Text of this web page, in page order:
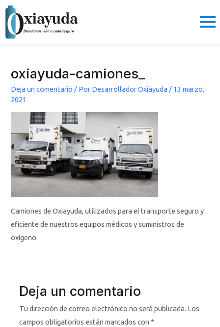
contenido
oxiayuda-camiones_
Deja un comentario / Por Desarrollador Oxiayuda / 13 marzo,
2021
Camiones de Oxiayuda, utilizados para el transporte seguro y
eficiente de nuestros equipos médicos y suministros de
oxígeno
Deja un comentario
Tu dirección de correo electrónico no será publicada. Los
campos obligatorios están marcados con*